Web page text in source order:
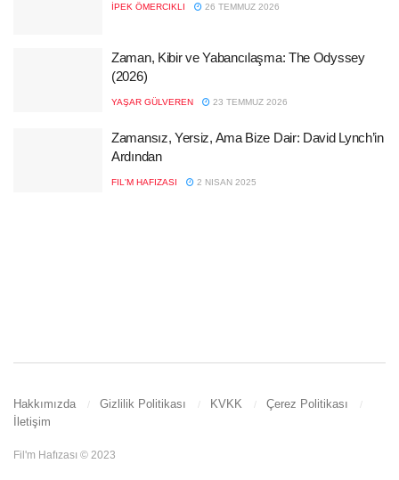
İPEK ÖMERCIKLI 26 TEMMUZ 2026
Zaman, Kibir ve Yabancılaşma: The Odyssey
(2026)
YAŞAR GÜLVEREN 23 TEMMUZ 2026
Zamansız, Yersiz, Ama Bize Dair: David Lynch’in
Ardından
FIL'M HAFIZASI 2 NISAN 2025
Hakkımızda Gizlilik Politikası KVKK
Çerez Politikası
İletişim
Fil'm Hafızası © 2023